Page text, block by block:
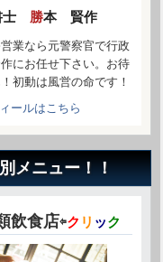
士 勝本 賢作
業なら元警察官で行政
にお任せ下さい。お待
初動は風営の命です！
ールはこちら
メニュー！！
飲食店⇦ク リ ック